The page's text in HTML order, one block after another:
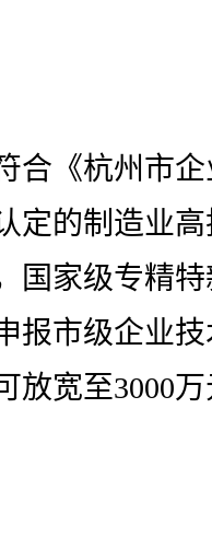
合《杭州市
定的制造业
国家级专精
报市级企业
放宽至3000万